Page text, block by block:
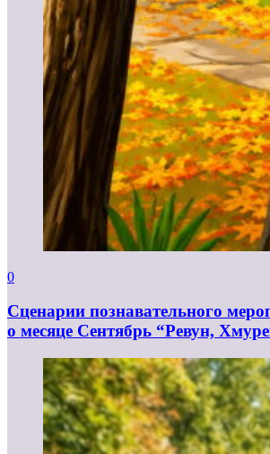
0
Сценарии познавательного
о месяце Сентябрь “Ревун,